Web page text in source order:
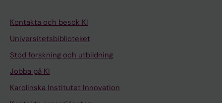
Kontakta och besök KI
Universitetsbiblioteket
Stöd forskning och utbildning
Jobba på KI
Karolinska Institutet Innovation